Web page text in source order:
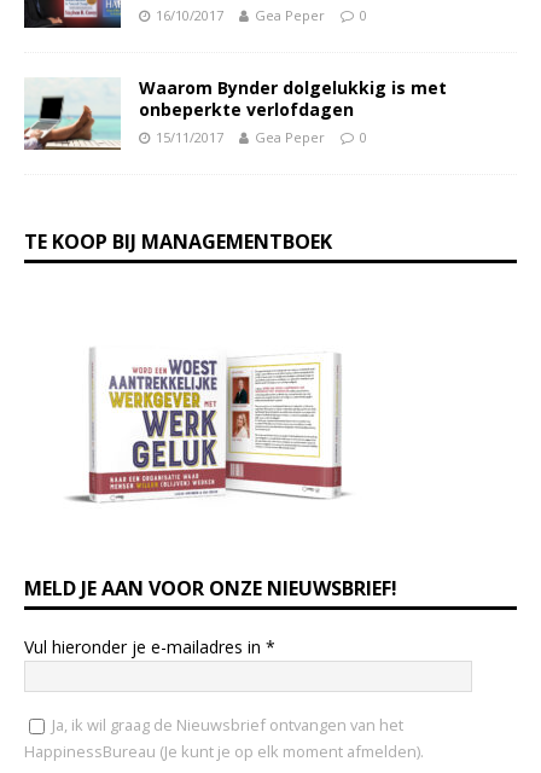
16/10/2017 Gea Peper 0
Waarom Bynder dolgelukkig is met
onbeperkte verlofdagen
15/11/2017 Gea Peper 0
TE KOOP BIJ MANAGEMENTBOEK
MELD JE AAN VOOR ONZE NIEUWSBRIEF!
Vul hieronder je e-mailadres in *
Ja, ik wil graag de Nieuwsbrief ontvangen van het
HappinessBureau (Je kunt je op elk moment afmelden).